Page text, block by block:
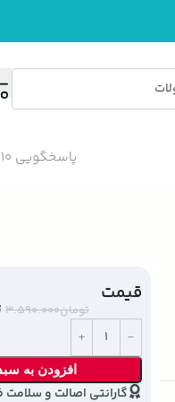
پاسخگویی 10 الی 15
قیمت
تومان۳.۵۹۰.۰۰۰
افزودن به
گارانتی اصالت و سلامت